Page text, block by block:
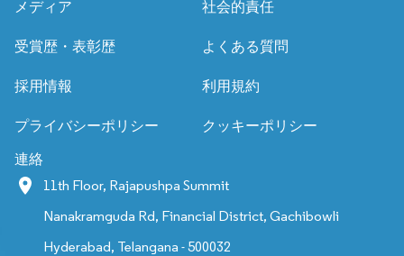
メディア 社会的責任
受賞歴・表彰歴 よくある質問
採用情報 利用規約
プライバシーポリシー クッキーポリシー
連絡
11th Floor, Rajapushpa Summit
Nanakramguda Rd, Financial District, Gachibowli
Hyderabad, Telangana - 500032